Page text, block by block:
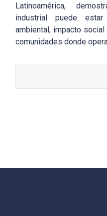
Latinoamérica,
industrial puede
ambiental, impacto
comunidades donde